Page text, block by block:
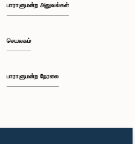
பாராளுமன்ற அலுவல்கள்
செயலகம்
பாராளுமன்ற நேரலை